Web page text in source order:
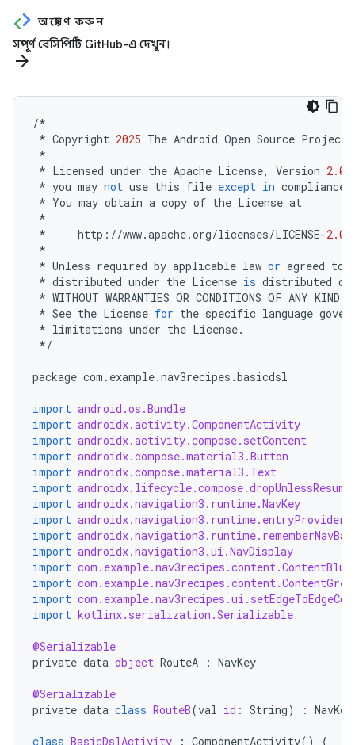
অন্বেষণ করুন
সম্পূর্ণ রেসিপিটি GitHub-এ দেখুন।
arrow_forward
/*
* Copyright 2025 The Android Open Source Project
*
* Licensed under the Apache License, Version 2.0
* you may not use this file except in compliance
* You may obtain a copy of the License at
*
*
http : //www.apache.org/licenses/LICENSE-2.0
*
* Unless required by applicable law or agreed to
* distributed under the License is distributed on
* WITHOUT WARRANTIES OR CONDITIONS OF ANY KIND
* See the License for the specific language
* limitations under the License.
*/
package com . example.nav3recipes .basicdsl
import android.os.Bundle
import androidx.activity.ComponentActivity
import androidx.activity.compose.setContent
import androidx.compose.material3.Button
import androidx.compose.material3.Text
import
import androidx.navigation3.runtime.NavKey
import androidx.navigation3.runtime.entryProvider
import
import androidx.navigation3.ui.NavDisplay
import com.example.nav3recipes.content.ContentBlue
import
import
import kotlinx.serialization.Serializable
@Serializable
private data object RouteA : NavKey
@Serializable
private data class RouteB(val id : String) : NavKey
class BasicDslActivity : ComponentActivity() {